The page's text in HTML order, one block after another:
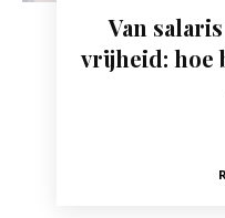
Van
vrijheid: hoe